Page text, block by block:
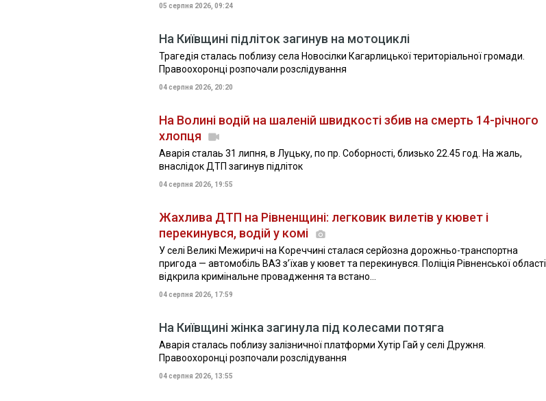
05 серпня 2026, 09:24
На Київщині підліток загинув на мотоциклі
Трагедія сталась поблизу села Новосілки Кагарлицької територіальної громади.
Правоохоронці розпочали розслідування
04 серпня 2026, 20:20
На Волині водій на шаленій швидкості збив на смерть 14-річного
хлопця
Аварія сталаь 31 липня, в Луцьку, по пр. Соборності, близько 22.45 год. На жаль,
внаслідок ДТП загинув підліток
04 серпня 2026, 19:55
Жахлива ДТП на Рівненщині: легковик вилетів у кювет і
перекинувся, водій у комі
У селі Великі Межиричі на Кореччині сталася серйозна дорожньо-транспортна
пригода — автомобіль ВАЗ з’їхав у кювет та перекинувся. Поліція Рівненської області
відкрила кримінальне провадження та встано...
04 серпня 2026, 17:59
На Київщині жінка загинула під колесами потяга
Аварія сталась поблизу залізничної платформи Хутір Гай у селі Дружня.
Правоохоронці розпочали розслідування
04 серпня 2026, 13:55